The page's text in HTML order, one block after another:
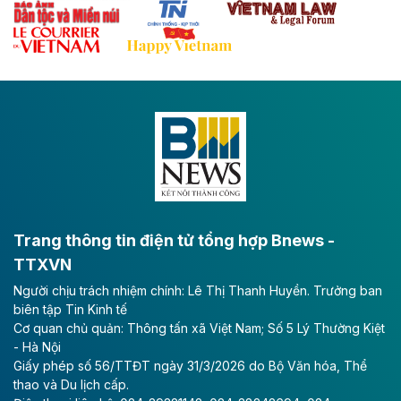
Tổng CTCP Xuất nhập khẩu và Xây dựng Việt Nam
(Vinaconex) đã khép lại nửa đầu năm với doanh thu
VNG sớm vượt kế hoạch lợi nhuận năm
CTCP Tập đoàn VNG công bố kết quả quý II với
lần cùng kỳ.
Theo vietnamfinance.vn
VinEnergo của tỷ phú Phạm Nhật Vượng
đăng ký đầu tư dự án điện gió 9.100 tỷ
đồng tại Quảng Trị
Công ty Cổ phần Năng lượng VinEnergo là nhà đầu tư
Trang thông tin điện tử tổng hợp Bnews -
TTXVN
Người chịu trách nhiệm chính: Lê Thị Thanh Huyền. Trưởng ban
biên tập Tin Kinh tế
Cơ quan chủ quản: Thông tấn xã Việt Nam; Số 5 Lý Thường Kiệt
- Hà Nội
Giấy phép số 56/TTĐT ngày 31/3/2026 do Bộ Văn hóa, Thể
thao và Du lịch cấp.